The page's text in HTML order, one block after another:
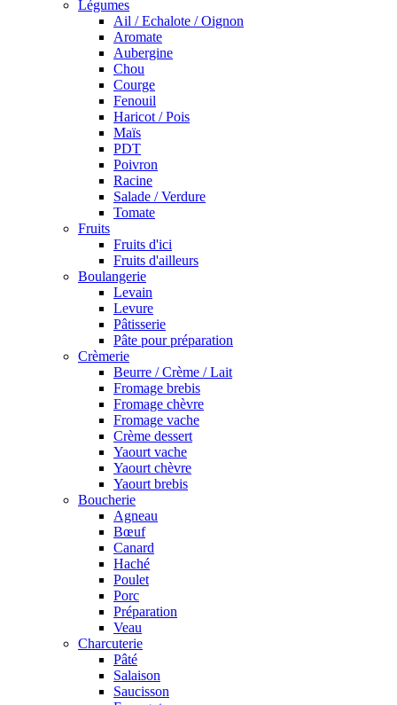
Légumes
Ail / Echalote / Oignon
Aromate
Aubergine
Chou
Courge
Fenouil
Haricot / Pois
Maïs
PDT
Poivron
Racine
Salade / Verdure
Tomate
Fruits
Fruits d'ici
Fruits d'ailleurs
Boulangerie
Levain
Levure
Pâtisserie
Pâte pour préparation
Crèmerie
Beurre / Crème / Lait
Fromage brebis
Fromage chèvre
Fromage vache
Crème dessert
Yaourt vache
Yaourt chèvre
Yaourt brebis
Boucherie
Agneau
Bœuf
Canard
Haché
Poulet
Porc
Préparation
Veau
Charcuterie
Pâté
Salaison
Saucisson